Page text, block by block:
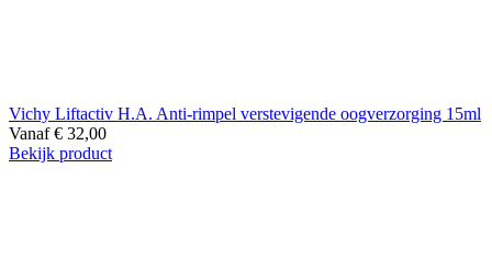
Vichy Liftactiv H.A. Anti-rimpel verstevigende oogverzorging 15ml
Vanaf € 32,00
Bekijk product